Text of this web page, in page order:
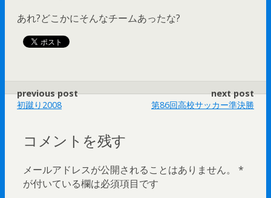
あれ?どこかにそんなチームあったな?
previous post
初蹴り2008
next post
第86回高校サッカー準決勝
コメントを残す
メールアドレスが公開されることはありません。
*
が付いている欄は必須項目です